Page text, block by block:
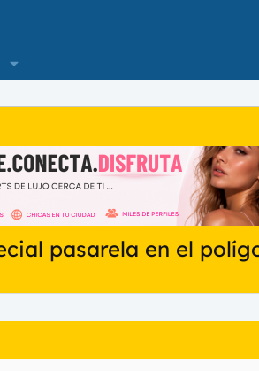
pasarela en el